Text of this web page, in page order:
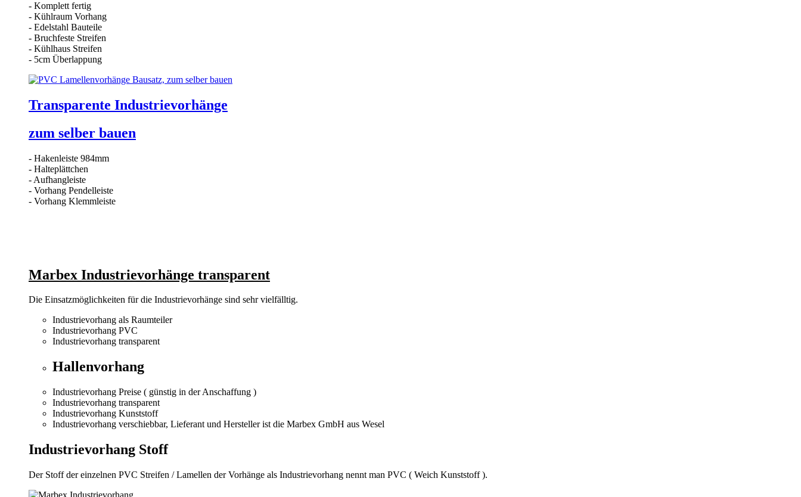
- Komplett fertig
- Kühlraum Vorhang
- Edelstahl Bauteile
- Bruchfeste Streifen
- Kühlhaus Streifen
- 5cm Überlappung
Transparente Industrievorhänge
zum selber bauen
- Hakenleiste 984mm
- Halteplättchen
- Aufhangleiste
- Vorhang Pendelleiste
- Vorhang Klemmleiste
Marbex Industrievorhänge transparent
Die Einsatzmöglichkeiten für die Industrievorhänge sind sehr vielfälltig.
Industrievorhang als Raumteiler
Industrievorhang PVC
Industrievorhang transparent
Hallenvorhang
Industrievorhang Preise ( günstig in der Anschaffung )
Industrievorhang transparent
Industrievorhang Kunststoff
Industrievorhang verschiebbar, Lieferant und Hersteller ist die Marbex GmbH aus Wesel
Industrievorhang Stoff
Der Stoff der einzelnen PVC Streifen / Lamellen der Vorhänge als Industrievorhang nennt man PVC ( Weich Kunststoff ).